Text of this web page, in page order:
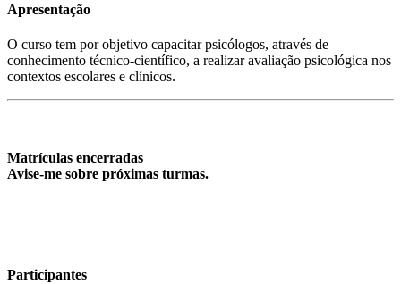
Apresentação
O curso tem por objetivo capacitar psicólogos, através de
conhecimento técnico-científico, a realizar avaliação psicológica nos
contextos escolares e clínicos.
Matrículas encerradas
Avise-me sobre próximas turmas.
Participantes